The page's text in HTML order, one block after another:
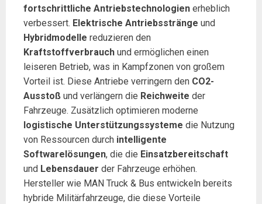
fortschrittliche Antriebstechnologien erheblich
verbessert. Elektrische Antriebsstränge und
Hybridmodelle reduzieren den
Kraftstoffverbrauch und ermöglichen einen
leiseren Betrieb, was in Kampfzonen von großem
Vorteil ist. Diese Antriebe verringern den CO2-
Ausstoß und verlängern die Reichweite der
Fahrzeuge. Zusätzlich optimieren moderne
logistische Unterstützungssysteme die Nutzung
von Ressourcen durch intelligente
Softwarelösungen, die die Einsatzbereitschaft
und Lebensdauer der Fahrzeuge erhöhen.
Hersteller wie MAN Truck & Bus entwickeln bereits
hybride Militärfahrzeuge, die diese Vorteile